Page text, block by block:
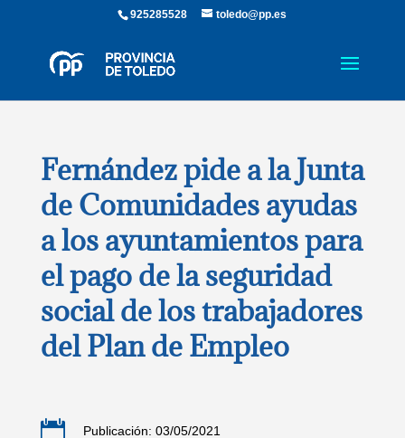
925285528 toledo@pp.es
Fernández pide a la Junta
de Comunidades ayudas
a los ayuntamientos para
el pago de la seguridad
social de los trabajadores
del Plan de Empleo
 Publicación: 03/05/2021